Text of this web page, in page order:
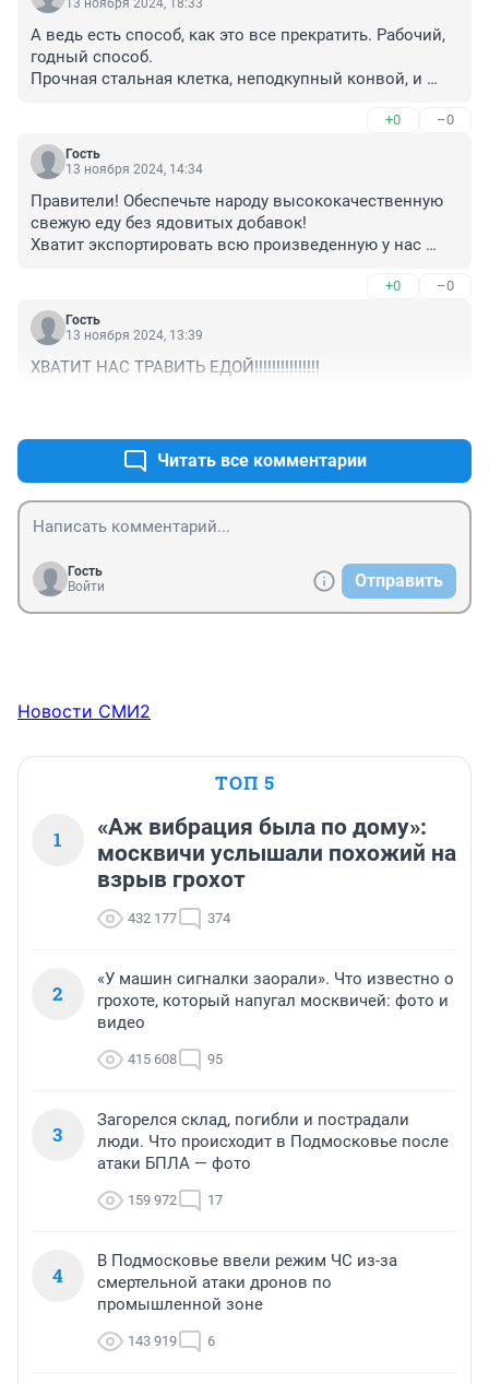
13 ноября 2024, 18:33
А ведь есть способ, как это все прекратить. Рабочий,
годный способ.
Прочная стальная клетка, неподкупный конвой, и
Потом, правда, предстоит еще много работы. Но
начинать надо.
Надо, Федя! Надо!!! (ц)
+0 –0
Гость
13 ноября 2024, 14:34
Правители! Обеспечьте народу высококачественную
свежую еду без ядовитых добавок!
Хватит экспортировать всю произведенную у нас
Иначе желаемой фертильности и рождаемости вы не
получите, как и трудоспособной гражданской рабочей
силы и полноценно боеспособных солдат. Для этого
необходима хорошая еда, а не ядовитые отбросы!
+0 –0
Гость
13 ноября 2024, 13:39
ХВАТИТ НАС ТРАВИТЬ ЕДОЙ!!!!!!!!!!!!!!!
Читать все комментарии
Гость
Войти
Отправить
Новости СМИ2
ТОП 5
1
«Аж вибрация была по дому»:
москвичи услышали похожий на
взрыв грохот
432 177 374
2
«У машин сигналки заорали». Что известно о
грохоте, который напугал москвичей: фото и
видео
415 608 95
3
Загорелся склад, погибли и пострадали
люди. Что происходит в Подмосковье после
атаки БПЛА — фото
159 972 17
4
В Подмосковье ввели режим ЧС из-за
смертельной атаки дронов по
промышленной зоне
143 919 6